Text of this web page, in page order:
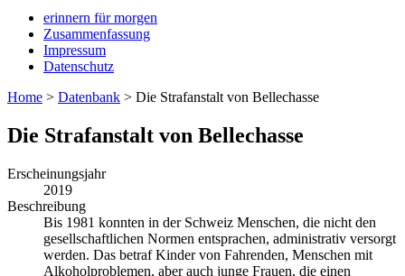
erinnern für morgen
Zusammenfassung
Impressum
Datenschutz
Home > Datenbank > Die Strafanstalt von Bellechasse
Die Strafanstalt von Bellechasse
Erscheinungsjahr
2019
Beschreibung
Bis 1981 konnten in der Schweiz Menschen, die nicht den
gesellschaftlichen Normen entsprachen, administrativ versorgt
werden. Das betraf Kinder von Fahrenden, Menschen mit
Alkoholproblemen, aber auch junge Frauen, die einen